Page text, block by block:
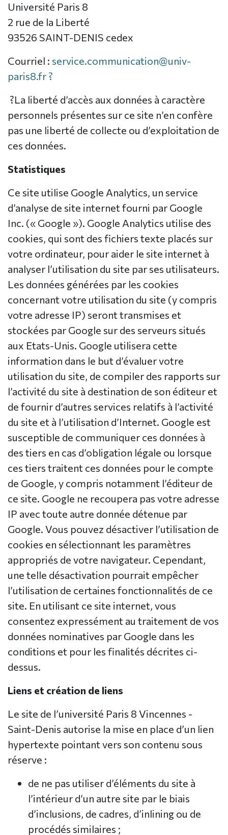
Université Paris 8
2 rue de la Liberté
93526 SAINT-DENIS cedex
Courriel : service.communication@univ-
paris8.fr ?
?La liberté d’accès aux données à caractère
personnels présentes sur ce site n’en confère
pas une liberté de collecte ou d’exploitation de
ces données.
Statistiques
Ce site utilise Google Analytics, un service
d’analyse de site internet fourni par Google
Inc. (« Google »). Google Analytics utilise des
cookies, qui sont des fichiers texte placés sur
votre ordinateur, pour aider le site internet à
analyser l’utilisation du site par ses utilisateurs.
Les données générées par les cookies
concernant votre utilisation du site (y compris
votre adresse IP) seront transmises et
stockées par Google sur des serveurs situés
aux Etats-Unis. Google utilisera cette
information dans le but d’évaluer votre
utilisation du site, de compiler des rapports sur
l’activité du site à destination de son éditeur et
de fournir d’autres services relatifs à l’activité
du site et à l’utilisation d’Internet. Google est
susceptible de communiquer ces données à
des tiers en cas d’obligation légale ou lorsque
ces tiers traitent ces données pour le compte
de Google, y compris notamment l’éditeur de
ce site. Google ne recoupera pas votre adresse
IP avec toute autre donnée détenue par
Google. Vous pouvez désactiver l’utilisation de
cookies en sélectionnant les paramètres
appropriés de votre navigateur. Cependant,
une telle désactivation pourrait empêcher
l’utilisation de certaines fonctionnalités de ce
site. En utilisant ce site internet, vous
consentez expressément au traitement de vos
données nominatives par Google dans les
conditions et pour les finalités décrites ci-
dessus.
Liens et création de liens
Le site de l’université Paris 8 Vincennes -
Saint-Denis autorise la mise en place d’un lien
hypertexte pointant vers son contenu sous
réserve :
de ne pas utiliser d’éléments du site à
l’intérieur d’un autre site par le biais
d’inclusions, de cadres, d’inlining ou de
procédés similaires ;